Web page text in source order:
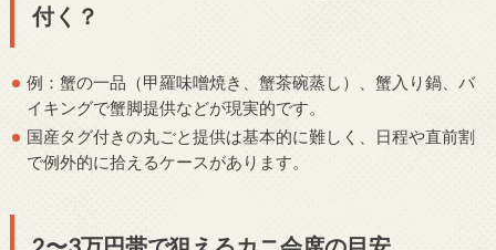
付く？
例：蟹の一品（甲羅味噌焼き、蟹茶碗蒸し）、蟹入り鍋、バ
イキングで蟹脚提供などが現実的です。
国産タグ付きの丸ごと提供は基本的に難しく、日程や直前割
で例外的に拾えるケースがあります。